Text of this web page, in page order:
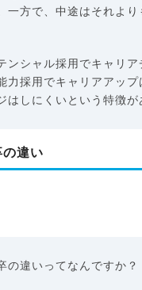
一方で、中途はそれより
ンシャル採用でキャリア
力採用でキャリアアップ
はしにくいという特徴が
違い
の違いってなんですか？